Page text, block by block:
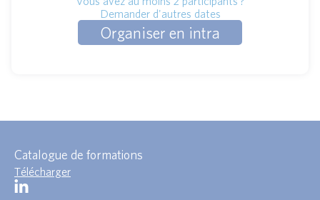
Demander d'autres dates
Organiser en intra
Catalogue de formations
Télécharger